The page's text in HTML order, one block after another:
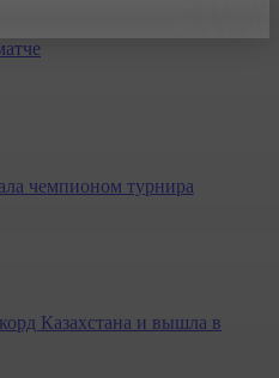
чемпионом турнира
Казахстана и вышла в